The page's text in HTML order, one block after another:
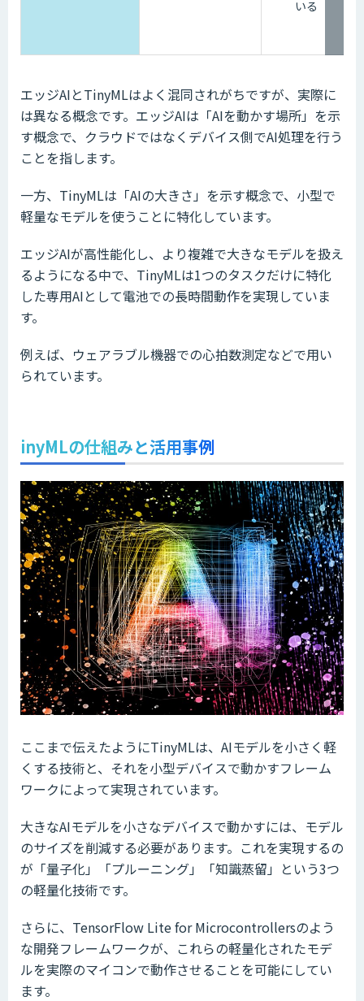
いる
エッジAIとTinyMLはよく混同されがちですが、実際に
は異なる概念です。エッジAIは「AIを動かす場所」を示
す概念で、クラウドではなくデバイス側でAI処理を行う
ことを指します。
一方、TinyMLは「AIの大きさ」を示す概念で、小型で
軽量なモデルを使うことに特化しています。
エッジAIが高性能化し、より複雑で大きなモデルを扱え
るようになる中で、TinyMLは1つのタスクだけに特化
した専用AIとして電池での長時間動作を実現していま
す。
例えば、ウェアラブル機器での心拍数測定などで用い
られています。
inyMLの仕組みと活用事例
ここまで伝えたようにTinyMLは、AIモデルを小さく軽
くする技術と、それを小型デバイスで動かすフレーム
ワークによって実現されています。
大きなAIモデルを小さなデバイスで動かすには、モデル
のサイズを削減する必要があります。これを実現するの
が「量子化」「プルーニング」「知識蒸留」という3つ
の軽量化技術です。
さらに、TensorFlow Lite for Microcontrollersのよう
な開発フレームワークが、これらの軽量化されたモデ
ルを実際のマイコンで動作させることを可能にしてい
ます。